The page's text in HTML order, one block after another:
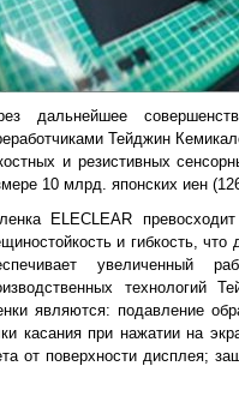
дальнейшее
Тейджин
и резистивных
10 млрд. японских иен
ELECLEAR
и гибкость,
увеличенный
технологий
являются: подавление
касания при нажатии на
от поверхности дисплея;